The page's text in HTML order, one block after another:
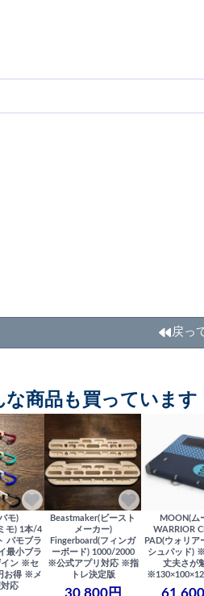
戻っ
商品も買っています
モ)
モ) 1本/4
パモブラ
最小ブラ
ン ※セ
お得 ※メ
応
Beastmaker(ビースト
メーカー)
Fingerboard(フィンガ
ーボード) 1000/2000
※公式アプリ対応 ※指
トレ決定版
30,800円
MOON(ム
WARRIOR
PAD(ウォリア
シュパッド)
丈夫さが